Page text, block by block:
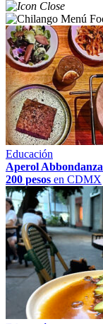
Educación
Aperol Abbondanza
200 pesos en CDMX